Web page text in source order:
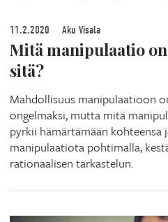
11.2.2020 Aku Visala
Mitä manipulaatio
sitä?
Mahdollisuus manipulaatioon
ongelmaksi, mutta mitä
pyrkii hämärtämään kohteensa
manipulaatiota pohtimalla,
rationaalisen tarkastelun.